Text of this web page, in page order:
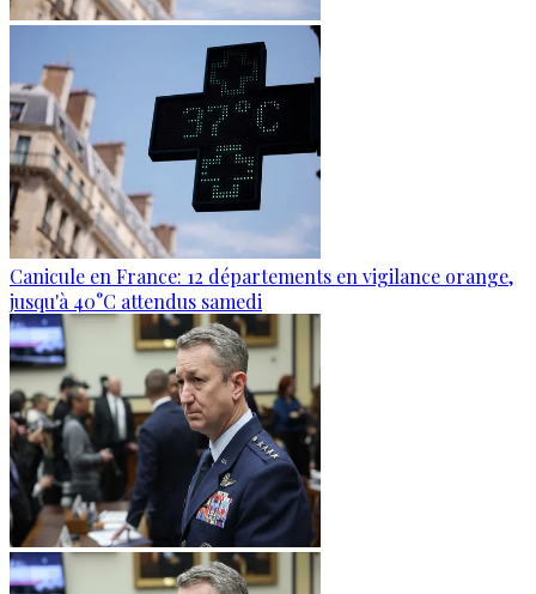
Canicule en France: 12 départements en vigilance orange,
jusqu'à 40°C attendus samedi